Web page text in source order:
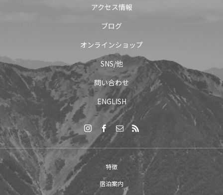
アクセス情報
ブログ
オンラインショップ
SNS/他
問い合わせ
ENGLISH
特徴
宿泊案内